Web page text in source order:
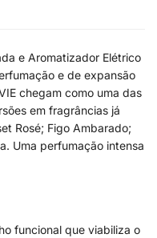
e Aromatizador Elétrico
e de expansão
chegam como uma das
em fragrâncias já
Rosé; Figo Ambarado;
Uma perfumação intensa
funcional que viabiliza o